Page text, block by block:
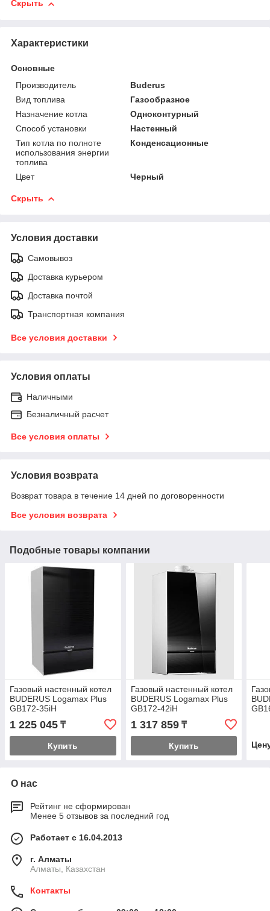
Скрыть
Характеристики
Основные
Производитель
Buderus
Вид топлива
Газообразное
Назначение котла
Одноконтурный
Способ установки
Настенный
Тип котла по полноте
использования энергии
топлива
Конденсационные
Цвет Черный
Скрыть
Условия доставки
Самовывоз
Доставка курьером
Доставка почтой
Транспортная компания
Все условия доставки
Условия оплаты
Наличными
Безналичный расчет
Все условия оплаты
Условия возврата
Возврат товара в течение 14 дней по договоренности
Все условия возврата
Подобные товары компании
Газовый настенный котел
BUDERUS Logamax Plus
GB172-35iH
1 225 045 ₸
Купить
Газовый настенный котел
BUDERUS Logamax Plus
GB172-42iH
1 317 859₸
Купить
О нас
Рейтинг не сформирован
Менее 5 отзывов за последний год
Работает с 16.04.2013
г. Алматы
Алматы, Казахстан
Контакты